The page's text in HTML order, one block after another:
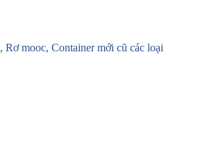
mooc, Container mới cũ các loại